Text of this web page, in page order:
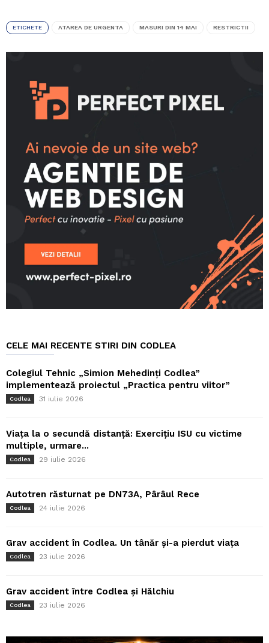
ETICHETE ATAREA DE URGENTA MASURI DIN 14 MAI RESTRICTII
CELE MAI RECENTE STIRI DIN CODLEA
Colegiul Tehnic „Simion Mehedinți Codlea”
implementează proiectul „Practica pentru viitor”
Codlea 31 iulie 2026
Viața la o secundă distanță: Exercițiu ISU cu victime
multiple, urmare...
Codlea 29 iulie 2026
Autotren răsturnat pe DN73A, Pârâul Rece
Codlea 24 iulie 2026
Grav accident în Codlea. Un tânăr și-a pierdut viața
Codlea 23 iulie 2026
Grav accident între Codlea și Hălchiu
Codlea 23 iulie 2026